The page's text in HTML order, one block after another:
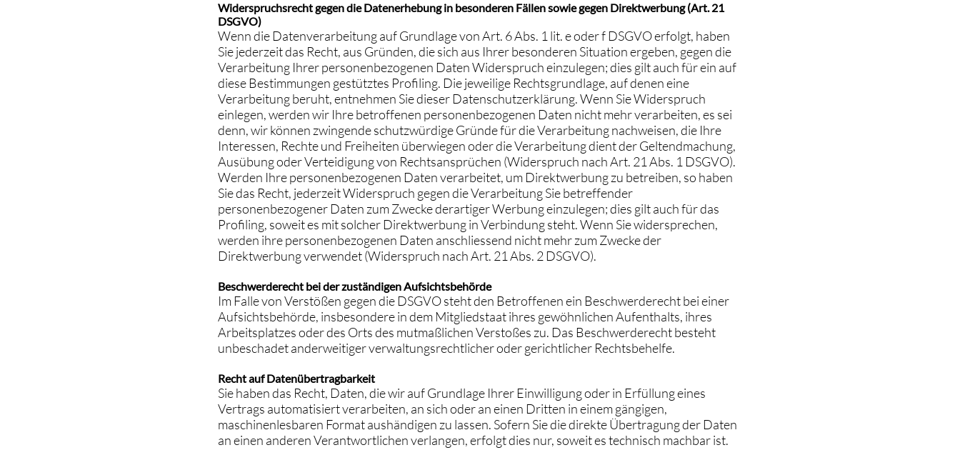
Widerspruchsrecht gegen die Datenerhebung in besonderen Fällen sowie gegen Direktwerbung (Art. 21
DSGVO)
Wenn die Datenverarbeitung auf Grundlage von Art. 6 Abs. 1 lit. e oder f DSGVO erfolgt, haben
Sie jederzeit das Recht, aus Gründen, die sich aus Ihrer besonderen Situation ergeben, gegen die
Verarbeitung Ihrer personenbezogenen Daten Widerspruch einzulegen; dies gilt auch für ein auf
diese Bestimmungen gestütztes Profiling. Die jeweilige Rechtsgrundlage, auf denen eine
Verarbeitung beruht, entnehmen Sie dieser Datenschutzerklärung. Wenn Sie Widerspruch
einlegen, werden wir Ihre betroffenen personenbezogenen Daten nicht mehr verarbeiten, es sei
denn, wir können zwingende schutzwürdige Gründe für die Verarbeitung nachweisen, die Ihre
Interessen, Rechte und Freiheiten überwiegen oder die Verarbeitung dient der Geltendmachung,
Ausübung oder Verteidigung von Rechtsansprüchen (Widerspruch nach Art. 21 Abs. 1 DSGVO).
Werden Ihre personenbezogenen Daten verarbeitet, um Direktwerbung zu betreiben, so haben
Sie das Recht, jederzeit Widerspruch gegen die Verarbeitung Sie betreffender
personenbezogener Daten zum Zwecke derartiger Werbung einzulegen; dies gilt auch für das
Profiling, soweit es mit solcher Direktwerbung in Verbindung steht. Wenn Sie widersprechen,
werden ihre personenbezogenen Daten anschliessend nicht mehr zum Zwecke der
Direktwerbung verwendet (Widerspruch nach Art. 21 Abs. 2 DSGVO).
Beschwerderecht bei der zuständigen Aufsichtsbehörde
Im Falle von Verstößen gegen die DSGVO steht den Betroffenen ein Beschwerderecht bei einer
Aufsichtsbehörde, insbesondere in dem Mitgliedstaat ihres gewöhnlichen Aufenthalts, ihres
Arbeitsplatzes oder des Orts des mutmaßlichen Verstoßes zu. Das Beschwerderecht besteht
unbeschadet anderweitiger verwaltungsrechtlicher oder gerichtlicher Rechtsbehelfe.
Recht auf Datenübertragbarkeit
Sie haben das Recht, Daten, die wir auf Grundlage Ihrer Einwilligung oder in Erfüllung eines
Vertrags automatisiert verarbeiten, an sich oder an einen Dritten in einem gängigen,
maschinenlesbaren Format aushändigen zu lassen. Sofern Sie die direkte Übertragung der Daten
an einen anderen Verantwortlichen verlangen, erfolgt dies nur, soweit es technisch machbar ist.